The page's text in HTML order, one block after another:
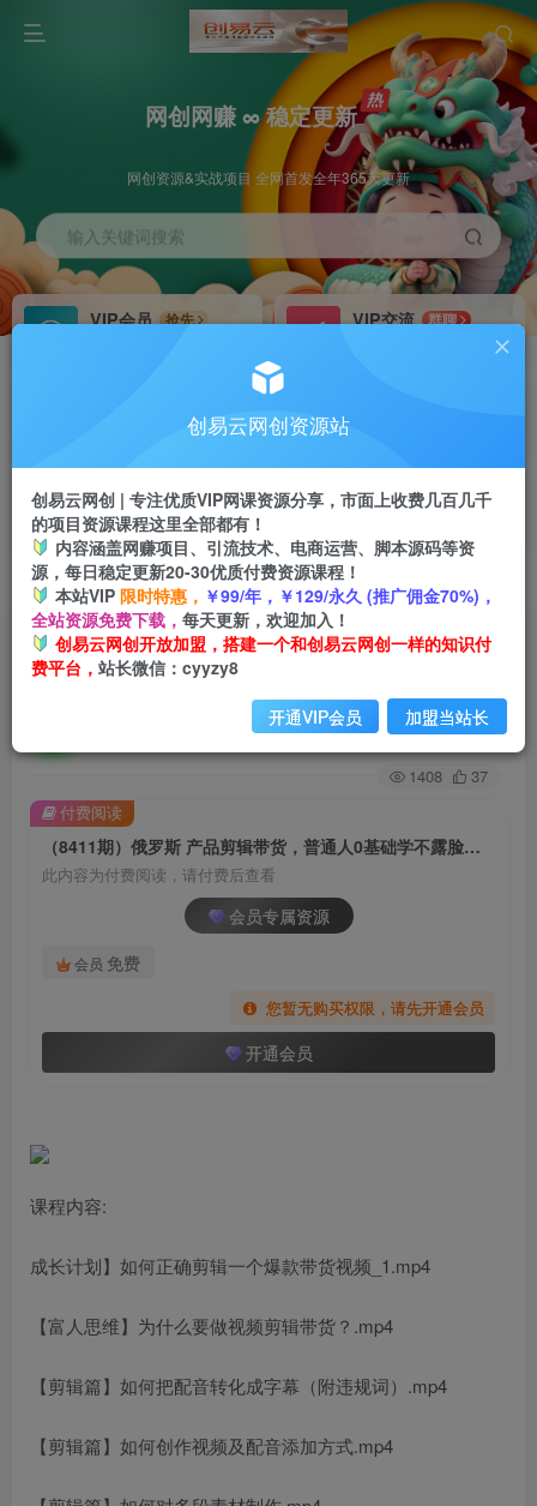
网创网赚 ∞ 稳定更新
网创资源&实战项目 全网首发全年365天更新
输入关键词搜索
VIP会员
抢先
VIP交流
群聊
研究探讨更多创业项目路子。
会员专属推广链接
挂机 项目
脚本卡密
APP下载
GO
首页 创业课程 会员专属 正文
（8411期）俄罗斯 产品剪辑带货，普通人0基础学
不露脸带货实战教程（16节课）
关注
1408 37
（8411期）俄罗斯 产品剪辑带货，普通人0基础学不露脸带货实战教程（16节课）
此内容为付费阅读，请付费后查看
会员专属资源
会员 免费
您暂无购买权限，请先开通会员
开通会员
付费阅读
课程内容:
成长计划】如何正确剪辑一个爆款带货视频_1.mp4
【富人思维】为什么要做视频剪辑带货？.mp4
【剪辑篇】如何把配音转化成字幕（附违规词）.mp4
【剪辑篇】如何创作视频及配音添加方式.mp4
创易云网创资源站
创易云网创 | 专注优质VIP网课资源分享，市面上收费几百几千
的项目资源课程这里全部都有！
内容涵盖网赚项目、引流技术、电商运营、脚本源码等资
源，每日稳定更新20-30优质付费资源课程！
本站VIP 限时特惠， ￥99/年，￥129/永久 (推广佣金70%)，
全站资源免费下载， 每天更新，欢迎加入！
创易云网创开放加盟，搭建一个和创易云网创一样的知识付
费平台， 站长微信：cyyzy8
开通VIP会员 加盟当站长